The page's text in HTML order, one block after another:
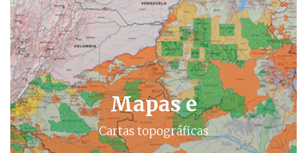
Mapas e
Cartas topográficas